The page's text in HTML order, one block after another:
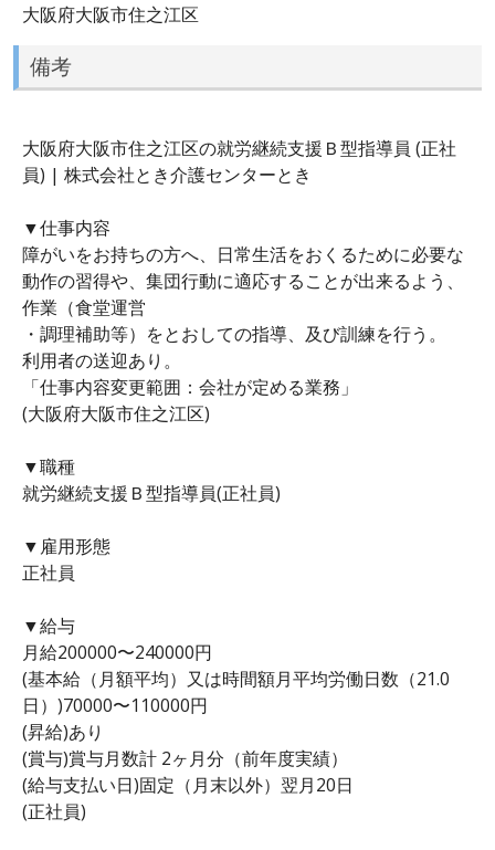
大阪府大阪市住之江区
備考
大阪府大阪市住之江区の就労継続支援Ｂ型指導員 (正社
員) | 株式会社とき介護センターとき
▼仕事内容
障がいをお持ちの方へ、日常生活をおくるために必要な
動作の習得や、集団行動に適応することが出来るよう、
作業（食堂運営
・調理補助等）をとおしての指導、及び訓練を行う。
利用者の送迎あり。
「仕事内容変更範囲：会社が定める業務」
(大阪府大阪市住之江区)
▼職種
就労継続支援Ｂ型指導員(正社員)
▼雇用形態
正社員
▼給与
月給200000〜240000円
(基本給（月額平均）又は時間額月平均労働日数（21.0
日）)70000〜110000円
(昇給)あり
(賞与)賞与月数計 2ヶ月分（前年度実績）
(給与支払い日)固定（月末以外）翌月20日
(正社員)